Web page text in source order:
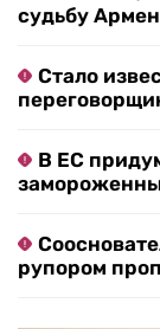
судьбу
Стало
В ЕС
рупором